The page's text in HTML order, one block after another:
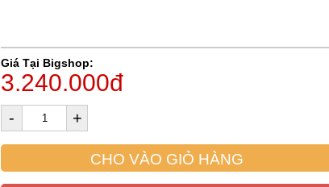
Giá Tại Bigshop:
3.240.000đ
- +
CHO VÀO GIỎ HÀNG